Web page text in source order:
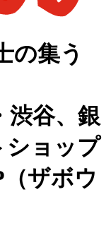
の集う
渋谷、銀
ショップ
ザボウ